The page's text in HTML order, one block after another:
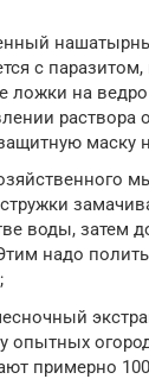
с
ложки на
раствора
маску
воды, затем
надо
опытных
примерно